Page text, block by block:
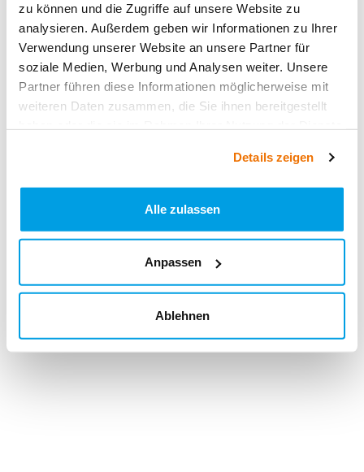
zu können und die Zugriffe auf unsere Website zu
analysieren. Außerdem geben wir Informationen zu Ihrer
Verwendung unserer Website an unsere Partner für
soziale Medien, Werbung und Analysen weiter. Unsere
Partner führen diese Informationen möglicherweise mit
weiteren Daten zusammen, die Sie ihnen bereitgestellt
Details zeigen
Alle zulassen
Anpassen
Ablehnen